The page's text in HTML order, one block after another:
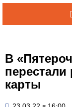
В
перестали
карты